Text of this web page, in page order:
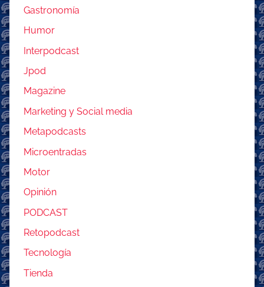
Gastronomía
Humor
Interpodcast
Jpod
Magazine
Marketing y Social media
Metapodcasts
Microentradas
Motor
Opinión
PODCAST
Retopodcast
Tecnología
Tienda